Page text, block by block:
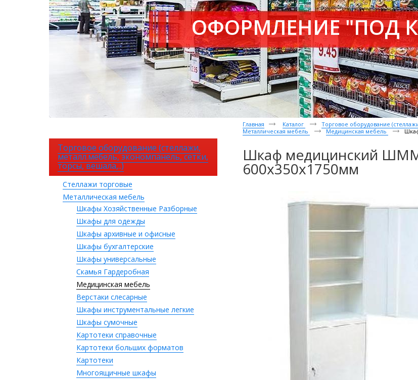
ОФОРМЛЕНИЕ "ПОД
Торговое оборудование (стеллажи,
металл.мебель, экономпанель, сетки,
торсы, вешала,..)
Стеллажи торговые
Металлическая мебель
Шкафы Хозяйственные Разборные
Шкафы для одежды
Шкафы архивные и офисные
Шкафы бухгалтерские
Шкафы универсальные
Скамья Гардеробная
Медицинская мебель
Верстаки слесарные
Шкафы инструментальные легкие
Шкафы сумочные
Картотеки справочные
Картотеки больших форматов
Картотеки
Многоящичные шкафы
Главная Каталог
Торговое оборудование
Металлическая мебель
Медицинская мебель
Шкаф медицинский
600x350x1750мм